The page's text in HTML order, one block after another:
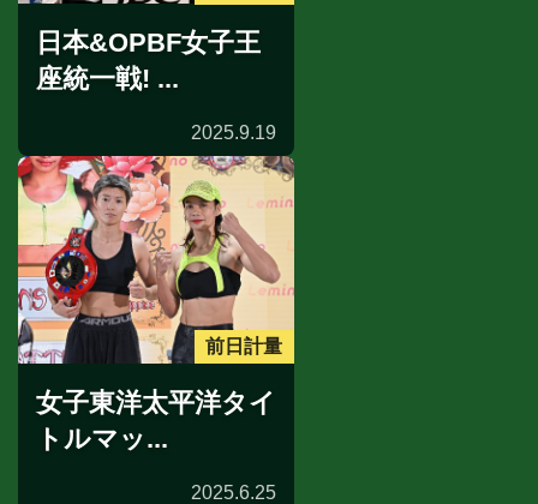
日本&OPBF女子王
座統一戦! ...
2025.9.19
前日計量
女子東洋太平洋タイ
トルマッ...
2025.6.25